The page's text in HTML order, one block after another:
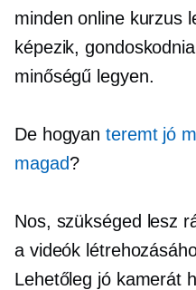
minden online kurzus
képezik,
minőségű legyen.
De hogyanteremt jó
magad?
Nos, szükséged lesz
a videók
Lehetőleg jó kamerát